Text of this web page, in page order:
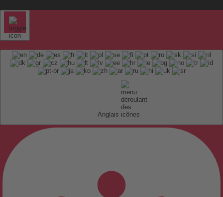
Anglais